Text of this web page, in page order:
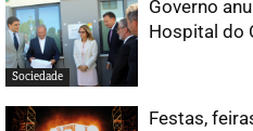
Sociedade
Governo
Hospital do
Festas,